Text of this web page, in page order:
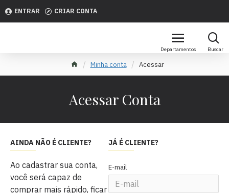
ENTRAR CRIAR CONTA
Minha conta Acessar
Acessar Conta
AINDA NÃO É CLIENTE?
Ao cadastrar sua conta,
você será capaz de
comprar mais rápido, ficar
JÁ É CLIENTE?
E-mail